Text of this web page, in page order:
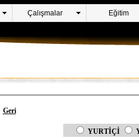
Çalışmalar Eğitim
Geri
YURTİÇİ